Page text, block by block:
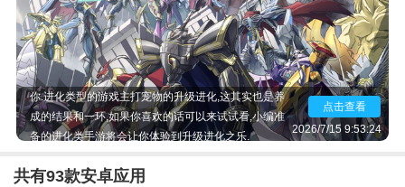
培养进化类手游,升级进化类手游,文明进化类手游,融
合进化类手游...进化是一个能够继续存活下来的物种
的必然发展趋势,自然了,也是有进化类型的游戏在等着
你.进化类型的游戏主打宠物的升级进化,这其实也是养
成的结果和一环,如果你喜欢的话可以来试试看,小编准
备的进化类手游将会让你体验到升级进化之乐.
点击查看
2026/7/15 9:53:24
共有93款安卓应用